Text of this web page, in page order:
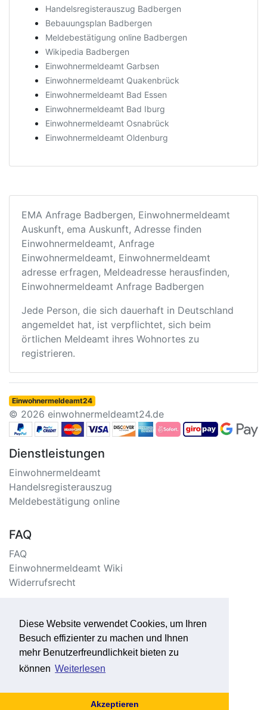
Diese Website verwendet Cookies, um Ihren
Besuch effizienter zu machen und Ihnen
mehr Benutzerfreundlichkeit bieten zu
können Weiterlesen
Akzeptieren
Handelsregisterauszug Badbergen
Bebauungsplan Badbergen
Meldebestätigung online Badbergen
Wikipedia Badbergen
Einwohnermeldeamt Garbsen
Einwohnermeldeamt Quakenbrück
Einwohnermeldeamt Bad Essen
Einwohnermeldeamt Bad Iburg
Einwohnermeldeamt Osnabrück
Einwohnermeldeamt Oldenburg
EMA Anfrage Badbergen, Einwohnermeldeamt
Auskunft, ema Auskunft, Adresse finden
Einwohnermeldeamt, Anfrage
Einwohnermeldeamt, Einwohnermeldeamt
adresse erfragen, Meldeadresse herausfinden,
Einwohnermeldeamt Anfrage Badbergen
Jede Person, die sich dauerhaft in Deutschland
angemeldet hat, ist verpflichtet, sich beim
örtlichen Meldeamt ihres Wohnortes zu
registrieren.
Einwohnermeldeamt24
© 2026 einwohnermeldeamt24.de
Dienstleistungen
Einwohnermeldeamt
Handelsregisterauszug
Meldebestätigung online
FAQ
FAQ
Einwohnermeldeamt Wiki
Widerrufsrecht
Impressum/Kontakt
Datenschutzerklärung
Seitenverzeichnis